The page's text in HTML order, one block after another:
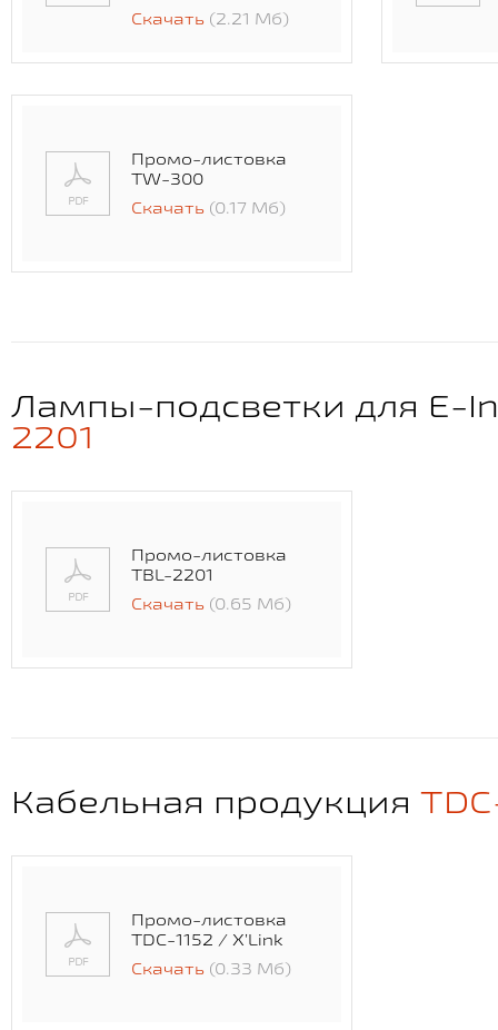
Скачать (2.21 Мб)
Промо-листовка
TW-300
Скачать (0.17 Мб)
Лампы-подсветки для E-
2201
Промо-листовка
TBL-2201
Скачать (0.65 Мб)
Кабельная продукция
Промо-листовка
TDC-1152 / X’Link
Скачать (0.33 Мб)